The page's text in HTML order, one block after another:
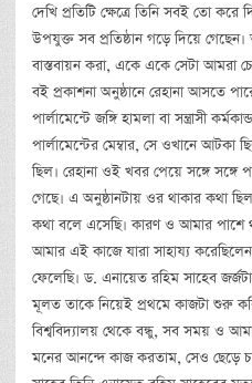
দেখি প্রতিটি ক্ষেত্রে তিনি সবই তো করে
উপযুক্ত সব প্রতিষ্ঠান গড়ে দিয়ে
বাস্তবায়ন করা, একে একে সেটা আমরা
বই প্রকাশনা অনুষ্ঠানে রেহানা আসতে
পার্লামেন্টে জঙ্গি হামলা বা সন্ত্রাসী
পার্লামেন্টের মেম্বার, সে ওখানে আটকা
ছিল। রেহানা ওই খবর পেয়ে সঙ্গে
গেছে। এ অনুষ্ঠানটায় ওর থাকার কথা
কথা বলে এসেছি। কারণ ও আমার পাশে
আমার এই কাজে যারা সাহায্য
ফেলেছি। ড. এনায়েত রহিম সাহেব
মূলত তাকে নিয়েই প্রথমে কাজটা শুরু
বিশ্ববিদ্যালয় থেকে বন্ধু, সব সময় ও
মনের আনন্দে কাজ করতাম, সেও ছেড়ে